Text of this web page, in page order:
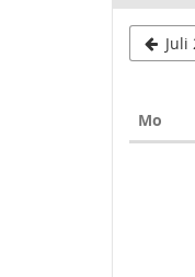
Juli
Mo